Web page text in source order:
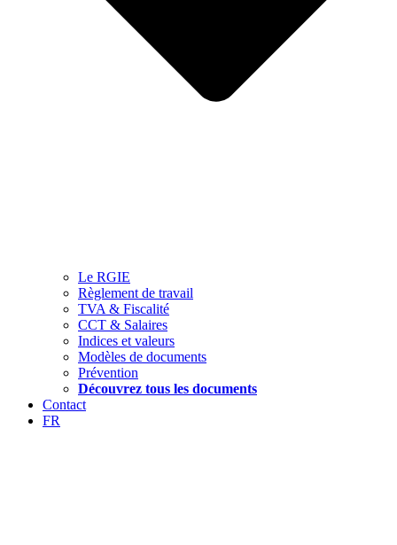
Le RGIE
Règlement de travail
TVA & Fiscalité
CCT & Salaires
Indices et valeurs
Modèles de documents
Prévention
Découvrez tous les documents
Contact
FR